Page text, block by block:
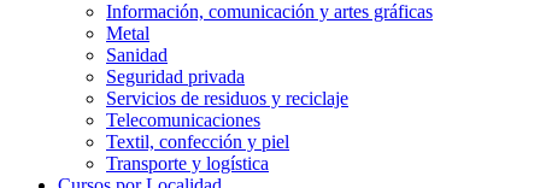
Información, comunicación y artes gráficas
Metal
Sanidad
Seguridad privada
Servicios de residuos y reciclaje
Telecomunicaciones
Textil, confección y piel
Transporte y logística